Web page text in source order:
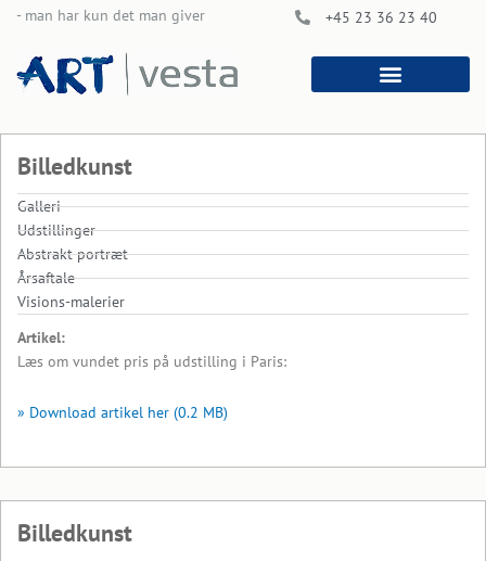
Skip
content
- man har kun det man giver +45 23 36 23 40
Billedkunst
Galleri
Udstillinger
Abstrakt portræt
Årsaftale
Visions-malerier
Artikel:
Læs om vundet pris på udstilling i Paris:
» Download artikel her (0.2 MB)
Billedkunst